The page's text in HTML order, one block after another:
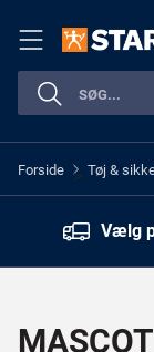
Forside > Tøj &
Vælg